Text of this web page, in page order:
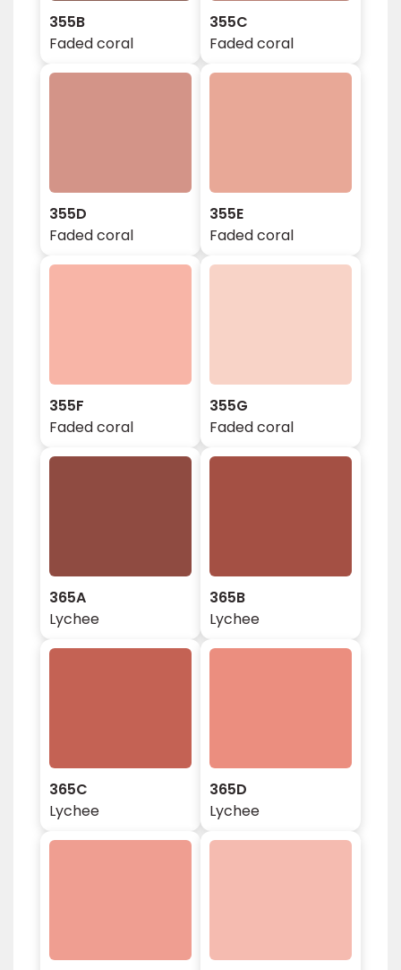
355B
Faded coral
355C
Faded coral
355D
Faded coral
355E
Faded coral
355F
Faded coral
355G
Faded coral
365A
Lychee
365B
Lychee
365C
Lychee
365D
Lychee